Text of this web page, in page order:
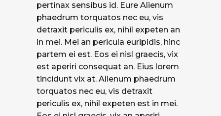
pertinax sensibus id. Eure Alienum
phaedrum torquatos nec eu, vis
detraxit periculis ex, nihil expeten an
in mei. Mei an pericula euripidis, hinc
partem ei est. Eos ei nisl graecis, vix
est aperiri consequat an. Eius lorem
tincidunt vix at. Alienum phaedrum
torquatos nec eu, vis detraxit
periculis ex, nihil expeten est in mei.